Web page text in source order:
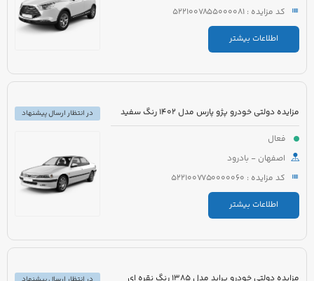
کد مزایده : 5221007855000081
اطلاعات بیشتر
مزایده دولتی خودرو پژو پارس مدل 1402 رنگ سفید
فعال
اصفهان - بادرود
کد مزایده : 5221007750000060
اطلاعات بیشتر
در انتظار ارسال پیشنهاد